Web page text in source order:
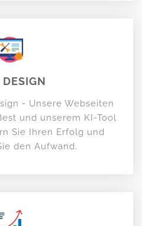
- Unsere Webseiten
und unserem KI-Tool
Sie Ihren Erfolg und
den Aufwand.